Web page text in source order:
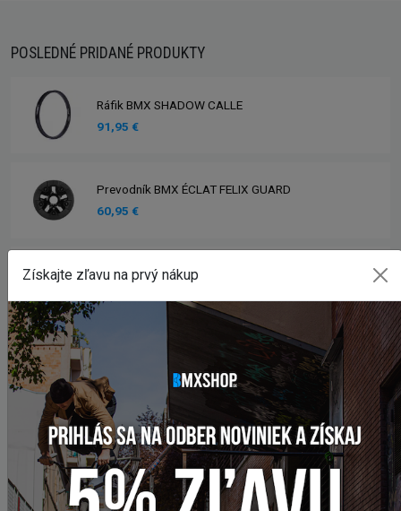
POSLEDNÉ PRIDANÉ PRODUKTY
Ráfik BMX SHADOW CALLE
91,95 €
Prevodník BMX ÉCLAT FELIX GUARD
60,95 €
Bicykel BMX GALAXY SPOT
11,95 €
Bicykel BMX GALAXY EARLY BIRD
258,95 € 285,00 €
Získajte zľavu na prvý nákup